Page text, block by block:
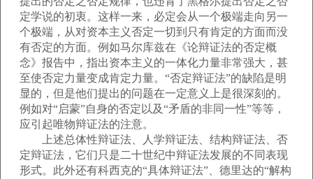
定学说的初衷。这样一来，必定会从一个极端走向另一
个极端，从对资本主义否定一切到只有肯定的方面而没
有否定的方面。例如马尔库兹在《论辩证法的否定概
念》报告中，指出资本主义的一体化力量非常强大，甚
至使否定力量变成肯定力量。“否定辩证法”的缺陷是明
显的，但是他们提出的问题在一定意义上是很深刻的。
例如对“启蒙”自身的否定以及“矛盾的非同一性”等等，
应引起唯物辩证法的注意。
上述总体性辩证法、人学辩证法、结构辩证法、否
定辩证法，它们只是二十世纪中辩证法发展的不同表现
形式。此外还有科西克的“具体辩证法”、德里达的“解构